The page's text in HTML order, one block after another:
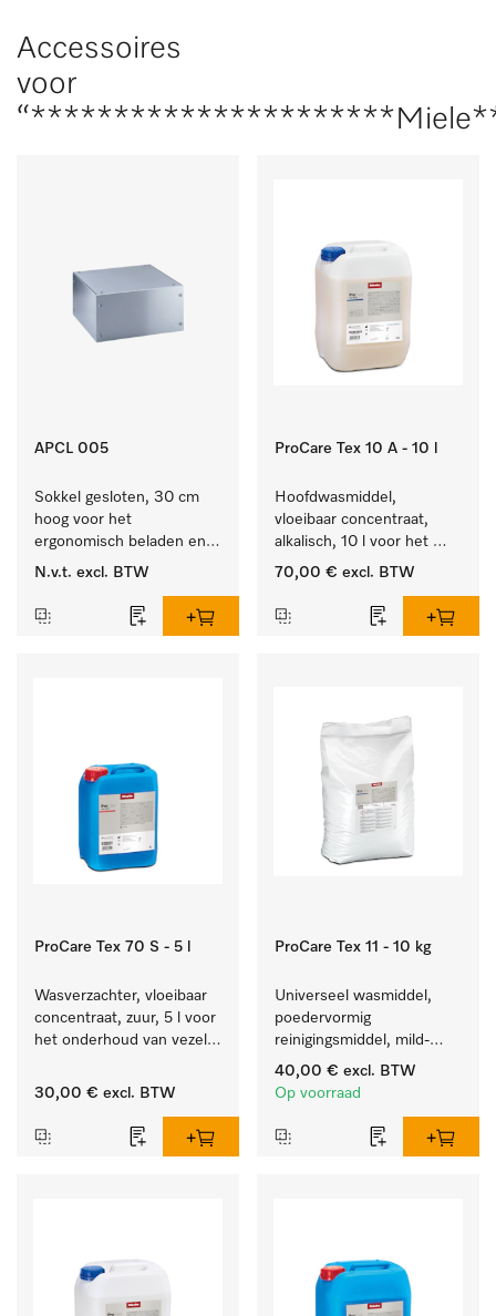
Accessoires
voor
APCL 005
Sokkel gesloten, 30 cm
hoog voor het
ergonomisch beladen en
legen van de wasmachine
N.v.t. excl. BTW
ProCare Tex 10 A - 10 l
Hoofdwasmiddel,
vloeibaar concentraat,
alkalisch, 10 l voor het
reinigen van wit wasgoed
70,00 € excl. BTW
ProCare Tex 70 S - 5 l
Wasverzachter, vloeibaar
concentraat, zuur, 5 l voor
het onderhoud van vezels
zacht blijft.
30,00 € excl. BTW
ProCare Tex 11 - 10 kg
Universeel wasmiddel,
poedervormig
reinigingsmiddel, mild-
alkalisch, 10 kg voor het
reinigen van wit wasgoed
40,00 € excl. BTW
Op voorraad